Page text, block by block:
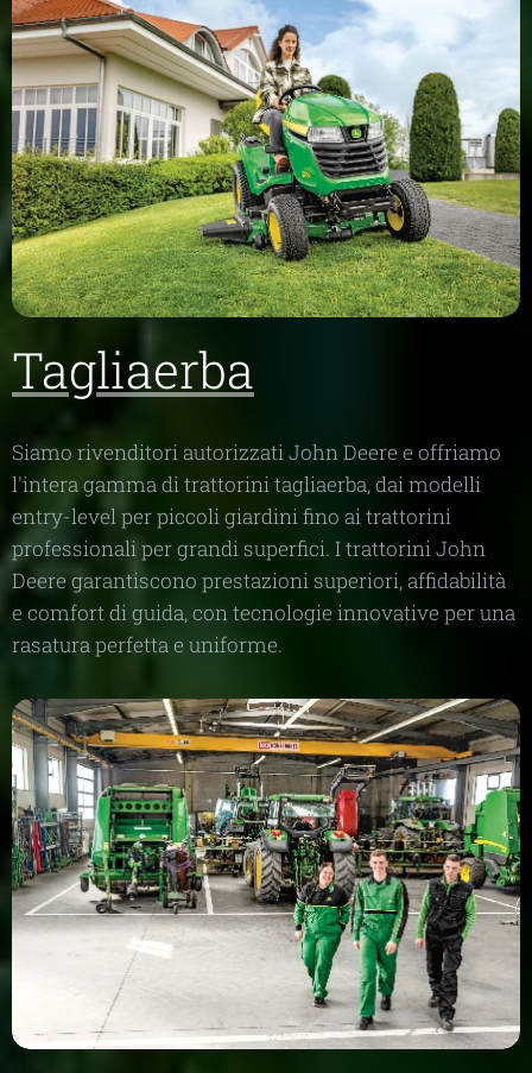
Tagliaerba
Siamo rivenditori autorizzati John Deere e offriamo
l'intera gamma di trattorini tagliaerba, dai modelli
entry-level per piccoli giardini fino ai trattorini
professionali per grandi superfici. I trattorini John
Deere garantiscono prestazioni superiori, affidabilità
e comfort di guida, con tecnologie innovative per una
rasatura perfetta e uniforme.